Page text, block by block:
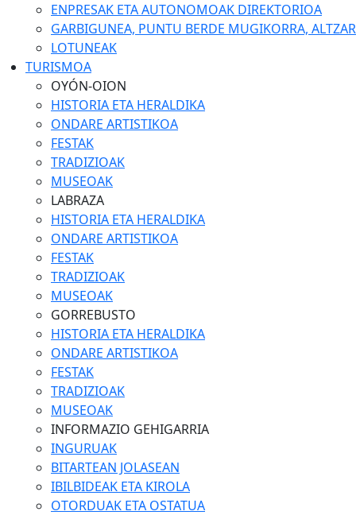
ENPRESAK ETA AUTONOMOAK DIREKTORIOA
GARBIGUNEA, PUNTU BERDE MUGIKORRA,
LOTUNEAK
TURISMOA
OYÓN-OION
HISTORIA ETA HERALDIKA
ONDARE ARTISTIKOA
FESTAK
TRADIZIOAK
MUSEOAK
LABRAZA
HISTORIA ETA HERALDIKA
ONDARE ARTISTIKOA
FESTAK
TRADIZIOAK
MUSEOAK
GORREBUSTO
HISTORIA ETA HERALDIKA
ONDARE ARTISTIKOA
FESTAK
TRADIZIOAK
MUSEOAK
INFORMAZIO GEHIGARRIA
INGURUAK
BITARTEAN JOLASEAN
IBILBIDEAK ETA KIROLA
OTORDUAK ETA OSTATUA